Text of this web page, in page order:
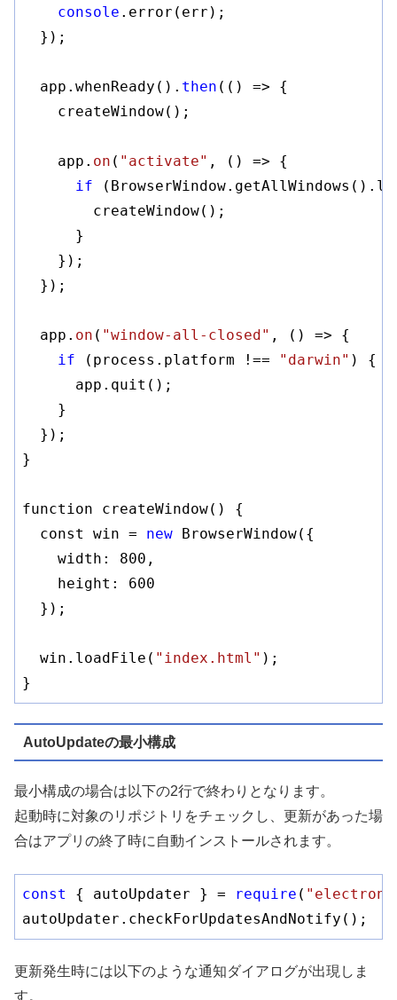
console .error(err);
  });
  app.whenReady().
then ( () => {
    createWindow();
    app.
on ( "activate" , () => {
if
        createWindow();
      }
    });
  });
  app.
on ( "window-all-closed" , () => {
if (process.platform !== "darwin" ) {
      app.quit();
    }
  });
}
function createWindow() {
  const win =
new BrowserWindow({
    width:
800 ,
    height:
600
  });
  win.loadFile(
"index.html" );
AutoUpdateの最小構成
最小構成の場合は以下の2行で終わりとなります。
起動時に対象のリポジトリをチェックし、更新があった場
合はアプリの終了時に自動インストールされます。
const { autoUpdater } = require ( "electron-
autoUpdater.checkForUpdatesAndNotify();
更新発生時には以下のような通知ダイアログが出現しま
す。